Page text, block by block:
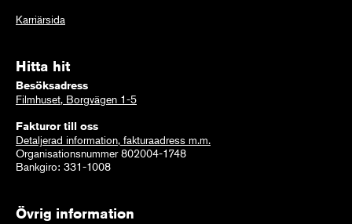
Karriärsida
Hitta hit
Besöksadress
Filmhuset, Borgvägen 1-5
Fakturor till oss
Detaljerad information, fakturaadress m.m.
Organisationsnummer 802004-1748
Bankgiro: 331-1008
Övrig information